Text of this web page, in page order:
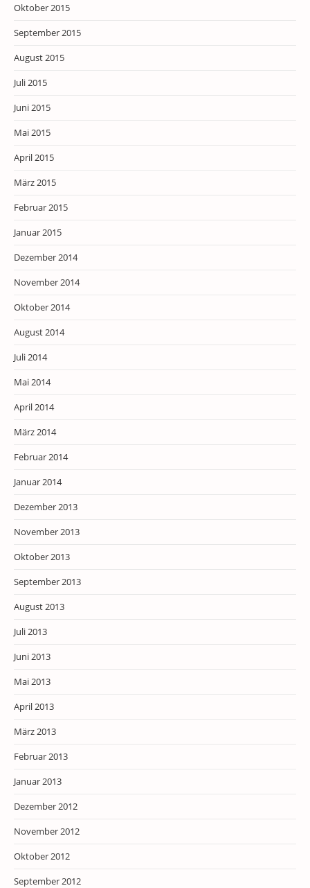
Oktober 2015
September 2015
August 2015
Juli 2015
Juni 2015
Mai 2015
April 2015
März 2015
Februar 2015
Januar 2015
Dezember 2014
November 2014
Oktober 2014
August 2014
Juli 2014
Mai 2014
April 2014
März 2014
Februar 2014
Januar 2014
Dezember 2013
November 2013
Oktober 2013
September 2013
August 2013
Juli 2013
Juni 2013
Mai 2013
April 2013
März 2013
Februar 2013
Januar 2013
Dezember 2012
November 2012
Oktober 2012
September 2012